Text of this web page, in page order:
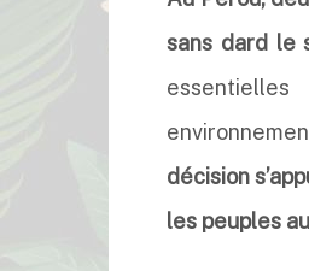
sans dard le
décision
les peuples